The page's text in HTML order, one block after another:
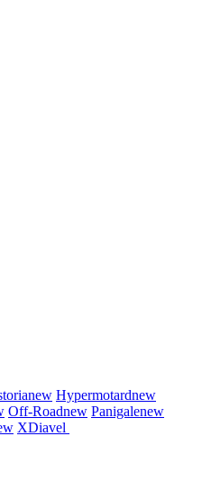
new Hypermotardnew
Off-Roadnew Panigalenew
XDiavel